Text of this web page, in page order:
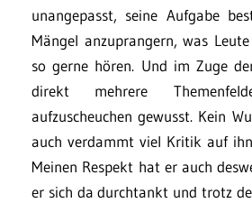
unangepasst, seine Aufgabe
Mängel anzuprangern, was
so gerne hören. Und im Zuge
direkt mehrere
aufzuscheuchen gewusst. Kein
auch verdammt viel Kritik auf
Meinen Respekt hat er auch
er sich da durchtankt und trotz